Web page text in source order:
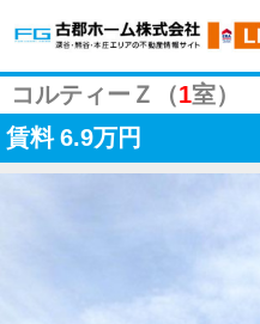
コルティーＺ（1室）
賃料 6.9万円